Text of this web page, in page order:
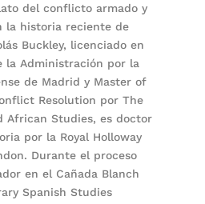
del conflicto armado y
la historia reciente de
Buckley, licenciado en
la Administración por la
de Madrid y Master of
Resolution por The
African Studies, es doctor
por la Royal Holloway
Durante el proceso
en el Cañada Blanch
Spanish Studies